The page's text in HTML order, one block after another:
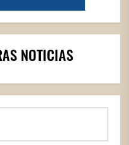
NOTICIAS